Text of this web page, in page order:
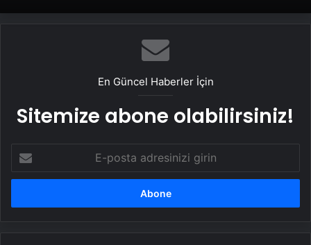
En Güncel Haberler İçin
Sitemize abone olabilirsiniz!
posta
adresinizi